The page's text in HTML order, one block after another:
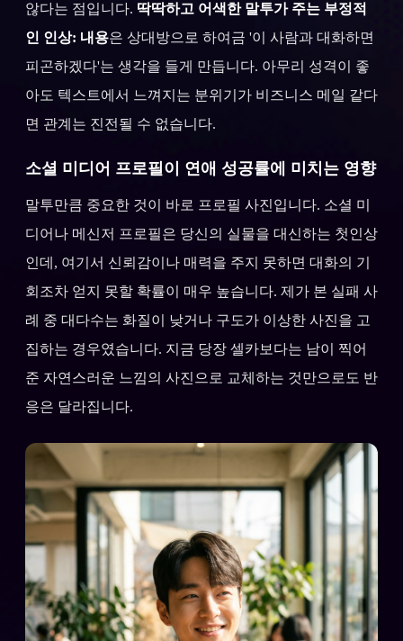
않다는 점입니다. 딱딱하고 어색한 말투가 주는 부정적
인 인상: 내용은 상대방으로 하여금 '이 사람과 대화하면
피곤하겠다'는 생각을 들게 만듭니다. 아무리 성격이 좋
아도 텍스트에서 느껴지는 분위기가 비즈니스 메일 같다
면 관계는 진전될 수 없습니다.
소셜 미디어 프로필이 연애 성공률에 미치는 영향
말투만큼 중요한 것이 바로 프로필 사진입니다. 소셜 미
디어나 메신저 프로필은 당신의 실물을 대신하는 첫인상
인데, 여기서 신뢰감이나 매력을 주지 못하면 대화의 기
회조차 얻지 못할 확률이 매우 높습니다. 제가 본 실패 사
례 중 대다수는 화질이 낮거나 구도가 이상한 사진을 고
집하는 경우였습니다. 지금 당장 셀카보다는 남이 찍어
준 자연스러운 느낌의 사진으로 교체하는 것만으로도 반
응은 달라집니다.